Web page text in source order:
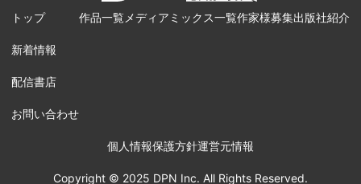
トップ
新着情報
配信書店
お問い合わせ
作品一覧 メディアミックス一覧作家様募集出版社紹介
個人情報保護方針運営元情報
Copyright © 2025 DPN Inc. All Rights Reserved.